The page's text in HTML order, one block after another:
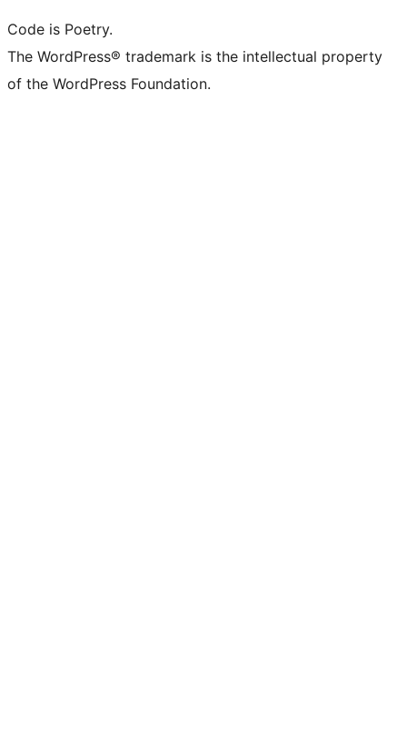
Code is Poetry.
The WordPress® trademark is the intellectual property
of the WordPress Foundation.